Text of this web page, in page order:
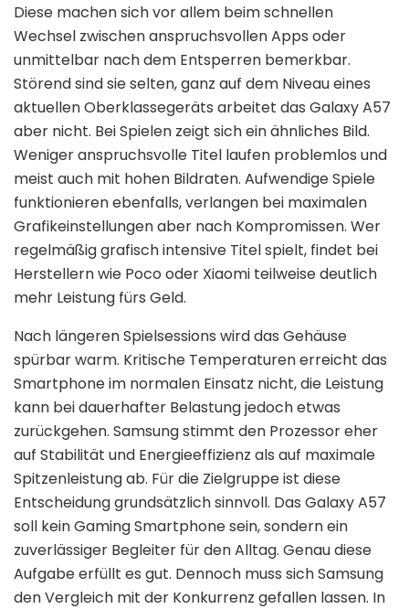
Diese machen sich vor allem beim schnellen
Wechsel zwischen anspruchsvollen Apps oder
unmittelbar nach dem Entsperren bemerkbar.
Störend sind sie selten, ganz auf dem Niveau eines
aktuellen Oberklassegeräts arbeitet das Galaxy A57
aber nicht. Bei Spielen zeigt sich ein ähnliches Bild.
Weniger anspruchsvolle Titel laufen problemlos und
meist auch mit hohen Bildraten. Aufwendige Spiele
funktionieren ebenfalls, verlangen bei maximalen
Grafikeinstellungen aber nach Kompromissen. Wer
regelmäßig grafisch intensive Titel spielt, findet bei
Herstellern wie Poco oder Xiaomi teilweise deutlich
mehr Leistung fürs Geld.
Nach längeren Spielsessions wird das Gehäuse
spürbar warm. Kritische Temperaturen erreicht das
Smartphone im normalen Einsatz nicht, die Leistung
kann bei dauerhafter Belastung jedoch etwas
zurückgehen. Samsung stimmt den Prozessor eher
auf Stabilität und Energieeffizienz als auf maximale
Spitzenleistung ab. Für die Zielgruppe ist diese
Entscheidung grundsätzlich sinnvoll. Das Galaxy A57
soll kein Gaming Smartphone sein, sondern ein
zuverlässiger Begleiter für den Alltag. Genau diese
Aufgabe erfüllt es gut. Dennoch muss sich Samsung
den Vergleich mit der Konkurrenz gefallen lassen. In